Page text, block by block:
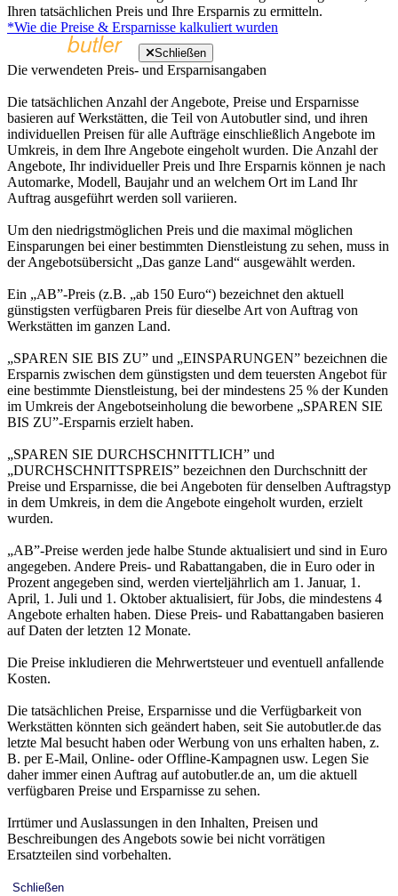
Ihren tatsächlichen Preis und Ihre Ersparnis zu ermitteln.
*Wie die Preise & Ersparnisse kalkuliert wurden
Schließen
Die verwendeten Preis- und Ersparnisangaben
Die tatsächlichen Anzahl der Angebote, Preise und Ersparnisse
basieren auf Werkstätten, die Teil von Autobutler sind, und ihren
individuellen Preisen für alle Aufträge einschließlich Angebote im
Umkreis, in dem Ihre Angebote eingeholt wurden. Die Anzahl der
Angebote, Ihr individueller Preis und Ihre Ersparnis können je nach
Automarke, Modell, Baujahr und an welchem Ort im Land Ihr
Auftrag ausgeführt werden soll variieren.
Um den niedrigstmöglichen Preis und die maximal möglichen
Einsparungen bei einer bestimmten Dienstleistung zu sehen, muss in
der Angebotsübersicht „Das ganze Land“ ausgewählt werden.
Ein „AB”-Preis (z.B. „ab 150 Euro“) bezeichnet den aktuell
günstigsten verfügbaren Preis für dieselbe Art von Auftrag von
Werkstätten im ganzen Land.
„SPAREN SIE BIS ZU” und „EINSPARUNGEN” bezeichnen die
Ersparnis zwischen dem günstigsten und dem teuersten Angebot für
eine bestimmte Dienstleistung, bei der mindestens 25 % der Kunden
im Umkreis der Angebotseinholung die beworbene „SPAREN SIE
BIS ZU”-Ersparnis erzielt haben.
„SPAREN SIE DURCHSCHNITTLICH” und
„DURCHSCHNITTSPREIS” bezeichnen den Durchschnitt der
Preise und Ersparnisse, die bei Angeboten für denselben Auftragstyp
in dem Umkreis, in dem die Angebote eingeholt wurden, erzielt
wurden.
„AB”-Preise werden jede halbe Stunde aktualisiert und sind in Euro
angegeben. Andere Preis- und Rabattangaben, die in Euro oder in
Prozent angegeben sind, werden vierteljährlich am 1. Januar, 1.
April, 1. Juli und 1. Oktober aktualisiert, für Jobs, die mindestens 4
Angebote erhalten haben. Diese Preis- und Rabattangaben basieren
auf Daten der letzten 12 Monate.
Die Preise inkludieren die Mehrwertsteuer und eventuell anfallende
Kosten.
Die tatsächlichen Preise, Ersparnisse und die Verfügbarkeit von
Werkstätten könnten sich geändert haben, seit Sie autobutler.de das
letzte Mal besucht haben oder Werbung von uns erhalten haben, z.
B. per E-Mail, Online- oder Offline-Kampagnen usw. Legen Sie
daher immer einen Auftrag auf autobutler.de an, um die aktuell
verfügbaren Preise und Ersparnisse zu sehen.
Irrtümer und Auslassungen in den Inhalten, Preisen und
Beschreibungen des Angebots sowie bei nicht vorrätigen
Ersatzteilen sind vorbehalten.
Schließen